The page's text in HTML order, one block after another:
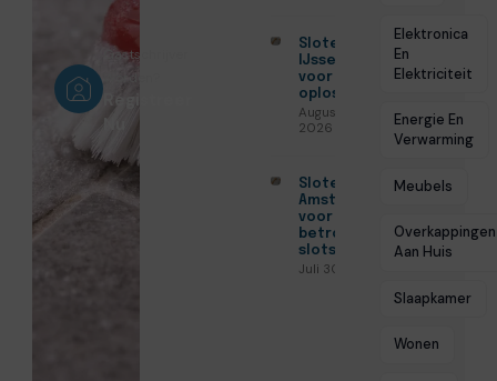
Slotenmaker
IJsselstein
voor veilige
oplossingen
Augustus 3,
2026
Slotenmaker
Amsterdam
voor
betrouwbare
slotservice
Juli 30, 2026
Elektronica
En
Elektriciteit
Energie En
Verwarming
Meubels
Overkappingen
Aan Huis
Slaapkamer
Wonen
Gastschrijver
Registreer